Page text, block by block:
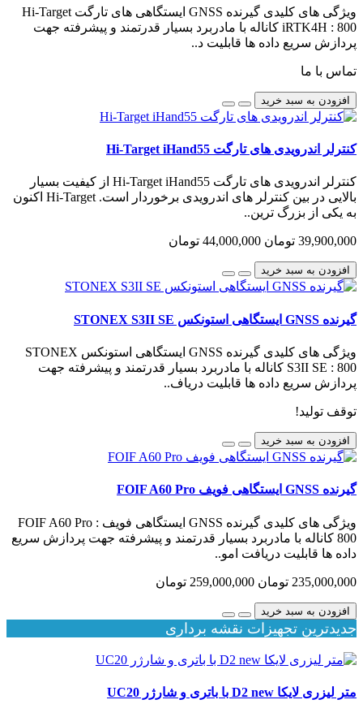
ویژگی های کلیدی گیرنده GNSS ایستگاهی های تارگت Hi-Target
iRTK4H : 800 کاناله با مادربرد بسیار قدرتمند و پیشرفته جهت
پردازش سریع داده ها قابلیت د..
تماس با ما
افزودن به سبد خرید
کنترلر اندرویدی های تارگت Hi-Target iHand55
کنترلر اندرویدی های تارگت Hi-Target iHand55 از کیفیت بسیار
بالایی در بین کنترلر های اندرویدی برخوردار است. Hi-Target اکنون
به یکی از بزرگ ترین..
39,900,000 تومان 44,000,000 تومان
افزودن به سبد خرید
گیرنده GNSS ایستگاهی استونکس STONEX S3II SE
ویژگی های کلیدی گیرنده GNSS ایستگاهی استونکس STONEX
S3II SE : 800 کاناله با مادربرد بسیار قدرتمند و پیشرفته جهت
پردازش سریع داده ها قابلیت دریاف..
توقف تولید!
افزودن به سبد خرید
گیرنده GNSS ایستگاهی فویف FOIF A60 Pro
ویژگی های کلیدی گیرنده GNSS ایستگاهی فویف FOIF A60 Pro :
800 کاناله با مادربرد بسیار قدرتمند و پیشرفته جهت پردازش سریع
داده ها قابلیت دریافت امو..
235,000,000 تومان 259,000,000 تومان
افزودن به سبد خرید
جدیدترین تجهیزات نقشه برداری
متر لیزری لایکا D2 new با باتری و شارژر UC20